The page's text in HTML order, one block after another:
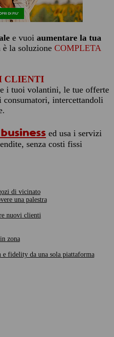
e vuoi aumentare la tua
è la soluzione COMPLETA
CLIENTI
i tuoi volantini, le tue offerte
intercettandoli
ed usa i servizi
senza costi fissi
di vicinato
una palestra
nuovi clienti
zona
e fidelity da una sola piattaforma